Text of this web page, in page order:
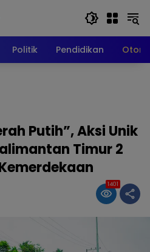
Politik Pendidikan
Putih”, Aksi Unik
Timur 2
1401